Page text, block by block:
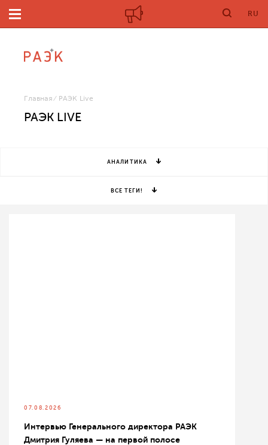
RU
Главная РАЭК Live
РАЭК LIVE
АНАЛИТИКА
ВСЕ ТЕГИ!
07.08.2026
Интервью Генерального директора РАЭК
Дмитрия Гуляева — на первой полосе